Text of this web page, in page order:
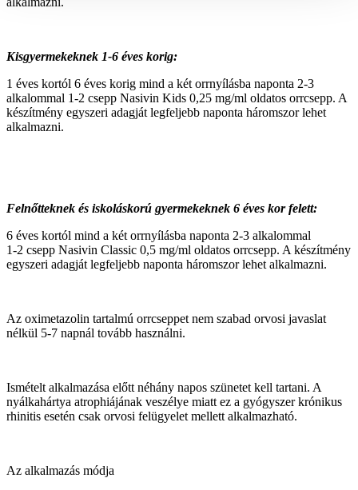
Kisgyermekeknek 1-6 éves korig:
1 éves kortól 6 éves korig mind a két orrnyílásba naponta 2‑3
alkalommal 1‑2 csepp Nasivin Kids 0,25 mg/ml oldatos orrcsepp. A
készítmény egyszeri adagját legfeljebb naponta háromszor lehet
alkalmazni.
Felnőtteknek és iskoláskorú gyermekeknek 6 éves kor felett:
6 éves kortól mind a két orrnyílásba naponta 2‑3 alkalommal
1‑2 csepp Nasivin Classic 0,5 mg/ml oldatos orrcsepp. A készítmény
egyszeri adagját legfeljebb naponta háromszor lehet alkalmazni.
Az oximetazolin tartalmú orrcseppet nem szabad orvosi javaslat
nélkül 5‑7 napnál tovább használni.
Ismételt alkalmazása előtt néhány napos szünetet kell tartani. A
nyálkahártya atrophiájának veszélye miatt ez a gyógyszer krónikus
rhinitis esetén csak orvosi felügyelet mellett alkalmazható.
Az alkalmazás módja